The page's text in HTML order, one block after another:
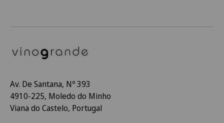
Av. De Santana, Nº 393
4910-225, Moledo do Minho
Viana do Castelo, Portugal